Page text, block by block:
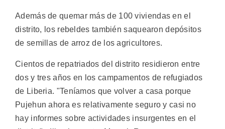
Además de quemar más de 100 viviendas en el
distrito, los rebeldes también saquearon depósitos
de semillas de arroz de los agricultores.
Cientos de repatriados del distrito residieron entre
dos y tres años en los campamentos de refugiados
de Liberia. "Teníamos que volver a casa porque
Pujehun ahora es relativamente seguro y casi no
hay informes sobre actividades insurgentes en el